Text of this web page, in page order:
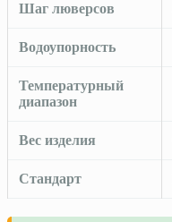
Шаг люверсов
Водоупорность
Температурный
диапазон
Вес изделия
Стандарт